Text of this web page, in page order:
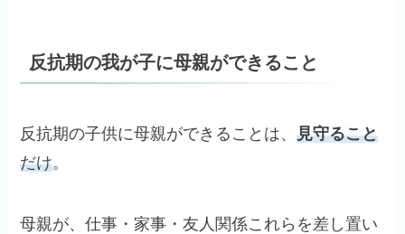
反抗期の我が子に母親ができること
反抗期の子供に母親ができることは、見守ること
だけ。
母親が、仕事・家事・友人関係これらを差し置い